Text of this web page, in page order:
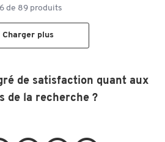
de 89produits
Charger plus
de satisfaction quant aux
de la recherche ?